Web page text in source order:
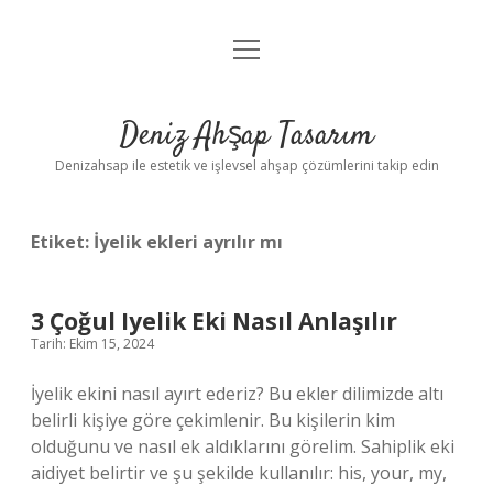
Anasayfa
Yasal Uyarı
menüyü
Deniz Ahşap Tasarım
Denizahsap ile estetik ve işlevsel ahşap çözümlerini takip edin
Etiket: İyelik ekleri ayrılır mı
3 Çoğul Iyelik Eki Nasıl Anlaşılır
Tarih: Ekim 15, 2024
İyelik ekini nasıl ayırt ederiz? Bu ekler dilimizde altı
belirli kişiye göre çekimlenir. Bu kişilerin kim
olduğunu ve nasıl ek aldıklarını görelim. Sahiplik eki
aidiyet belirtir ve şu şekilde kullanılır: his, your, my,